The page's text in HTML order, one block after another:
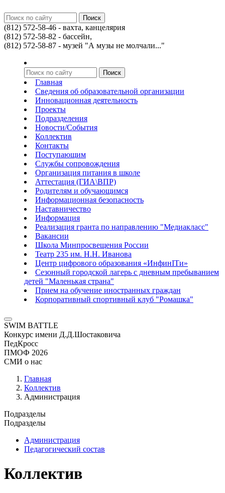
(812) 572-58-46 - вахта, канцелярия
(812) 572-58-82 - бассейн,
(812) 572-58-87 - музей "А музы не молчали..."
Главная
Сведения об образовательной организации
Инновационная деятельность
Проекты
Подразделения
Новости/События
Коллектив
Контакты
Поступающим
Службы сопровождения
Организация питания в школе
Аттестация (ГИА\ВПР)
Родителям и обучающимся
Информационная безопасность
Наставничество
Информация
Реализация гранта по направлению "Медиакласс"
Вакансии
Школа Минпросвещения России
Театр 235 им. Н.Н. Иванова
Центр цифрового образования «ИнфинITи»
Сезонный городской лагерь с дневным пребыванием
детей "Маленькая страна"
Прием на обучение иностранных граждан
Корпоративный спортивный клуб "Ромашка"
SWIM BATTLE
Конкурс имени Д.Д.Шостаковича
ПедКросс
ПМОФ 2026
СМИ о нас
Главная
Коллектив
Администрация
Подразделы
Подразделы
Администрация
Педагогический состав
Коллектив